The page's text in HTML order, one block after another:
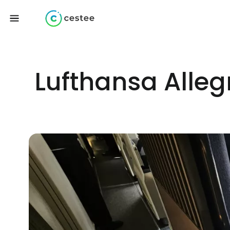
Lufthansa